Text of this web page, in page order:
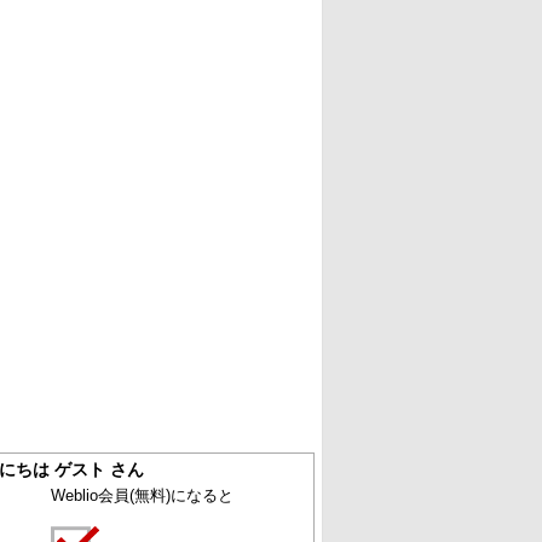
ちは ゲスト さん
Weblio会員(無料)になると